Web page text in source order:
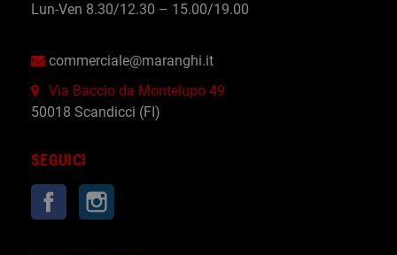
Lun-Ven 8.30/12.30 – 15.00/19.00
commerciale@maranghi.it
Via Baccio da Montelupo 49
50018 Scandicci (FI)
SEGUICI
Facebook